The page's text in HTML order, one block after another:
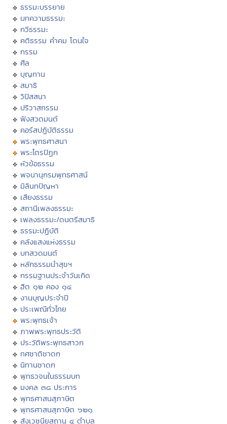
ธรรมะบรรยาย
บทความธรรมะ
กวีธรรมะ
คติธรรม คำคม โดนใจ
กรรม
ศีล
บุญทาน
สมาธิ
วิปัสสนา
ปริวาสกรรม
ฟังสวดมนต์
คอร์สปฏิบัติธรรม
พระพุทธศาสนา
พระไตรปิฏก
หัวข้อธรรม
พจนานุกรมพุทธศาสน์
มิลินทปัญหา
เสียงธรรม
สถานีเพลงธรรมะ
เพลงธรรมะ/ดนตรีสมาธิ
ธรรมะปฏิบัติ
คลังแสงแห่งธรรม
บทสวดมนต์
หลักธรรมนำสุขฯ
กรรมฐานประจำวันเกิด
ฮีต ๑๒ คอง ๑๔
งานบุญประจำปี
ประเพณีทั่วไทย
พระพุทธเจ้า
ภาพพระพุทธประวัติ
ประวัติพระพุทธสาวก
ทศชาติชาดก
นิทานชาดก
พุทธวจนในธรรมบท
มงคล ๓๘ ประการ
พุทธศาสนสุภาษิต
พุทธศาสนสุภาษิต ๖๒๑
สังเวชนียสถาน ๔ ตำบล